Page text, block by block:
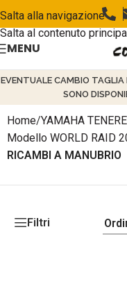
Salta alla navigazione
Salta al contenuto
MENU
EVENTUALE CAMBIO
SONO
Home/YAMAHA
Modello WORLD RAID
RICAMBI A MANUBRIO
Filtri